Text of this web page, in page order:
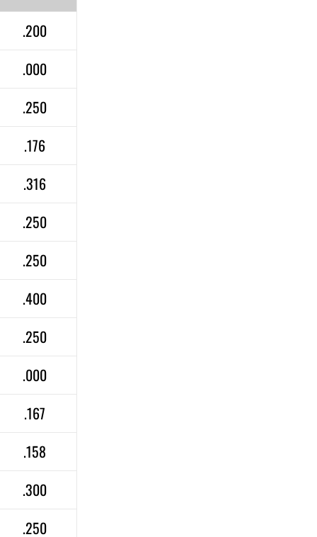
.200
.000
.250
.176
.316
.250
.250
.400
.250
.000
.167
.158
.300
.250